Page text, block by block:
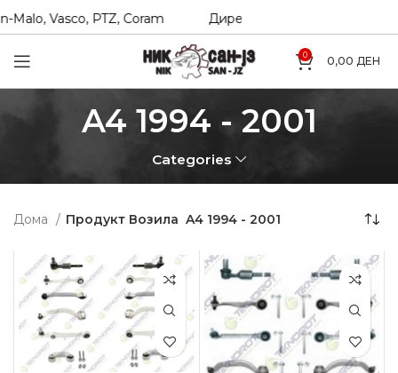
Vasco, PTZ, Coram Директни увозници на Hexol,
0 0,00 ДЕН
A4 1994 - 2001
Categories
Дома Продукт Возила A4 1994 - 2001